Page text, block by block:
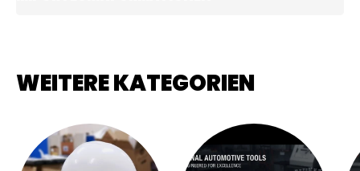
WEITERE KATEGORIEN